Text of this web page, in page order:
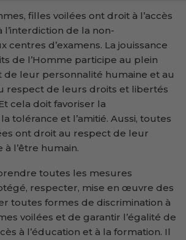
filles voilées ont droit à l’accès
l’interdiction de la non-
centres d’examens. La jouissance
de l’Homme participe au plein
de leur personnalité humaine et au
respect de leurs droits et libertés
cela doit favoriser la
tolérance et l’amitié. Aussi, toutes
ont droit au respect de leur
l’être humain.
prendre toutes les mesures
respecter, mise en œuvre des
toutes formes de discrimination à
voilées et de garantir l’égalité de
à l’éducation et à la formation. Il